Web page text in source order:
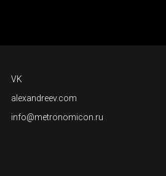
VK
alexandreev.com
info@metronomicon.ru